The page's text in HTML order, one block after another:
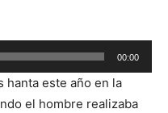
00:00
hanta este año en la
el hombre realizaba